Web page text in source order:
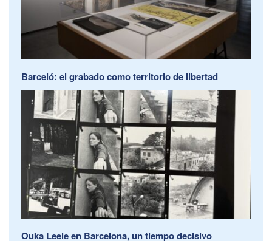
Barceló: el grabado como territorio de libertad
Ouka Leele en Barcelona, un tiempo decisivo